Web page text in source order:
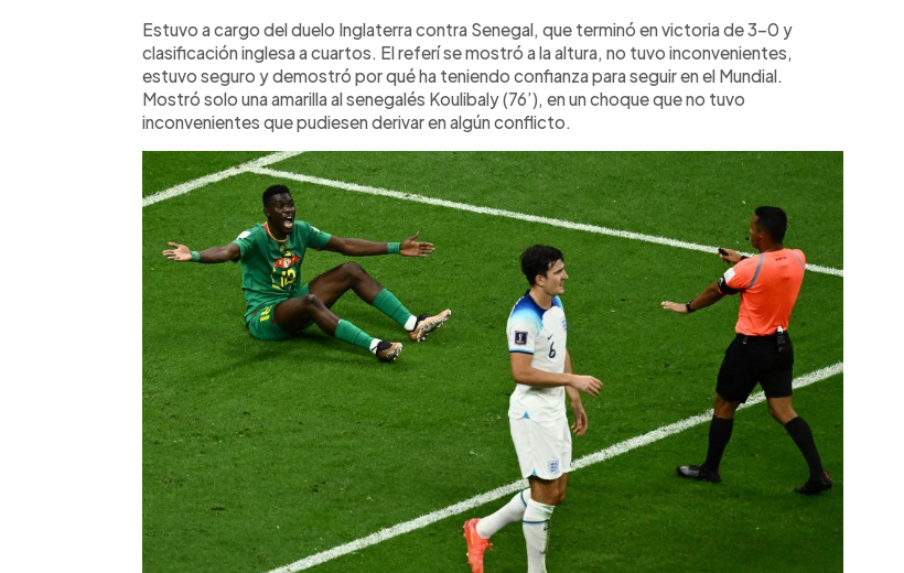
Estuvo a cargo del duelo Inglaterra contra Senegal, que terminó en victoria de 3-0 y
clasificación inglesa a cuartos. El referí se mostró a la altura, no tuvo inconvenientes,
estuvo seguro y demostró por qué ha teniendo confianza para seguir en el Mundial.
Mostró solo una amarilla al senegalés Koulibaly (76’), en un choque que no tuvo
inconvenientes que pudiesen derivar en algún conflicto.